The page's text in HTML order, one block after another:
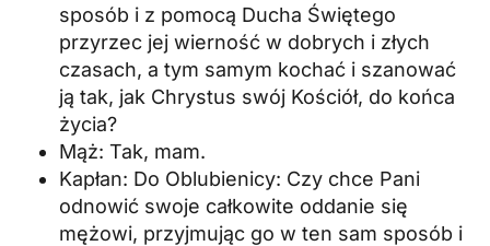
sposób i z pomocą Ducha Świętego
przyrzec jej wierność w dobrych i złych
czasach, a tym samym kochać i szanować
ją tak, jak Chrystus swój Kościół, do końca
życia?
Mąż: Tak, mam.
Kapłan: Do Oblubienicy: Czy chce Pani
odnowić swoje całkowite oddanie się
mężowi, przyjmując go w ten sam sposób i